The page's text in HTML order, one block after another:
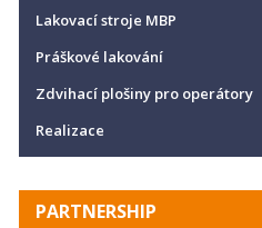
Lakovací stroje MBP
Práškové lakování
Zdvihací plošiny pro operátory
Realizace
PARTNERSHIP